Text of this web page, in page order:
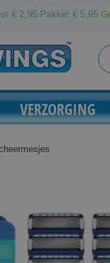
€ 2,95 Pakket € 5,95
VERZORGING